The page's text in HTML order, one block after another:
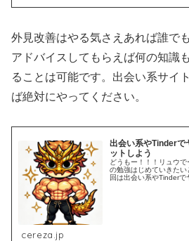
外見改善はやる気さえあれば誰で
アドバイスしてもらえば何の知識
ることは可能です。出会い系サイ
ば絶対にやってください。
出会い系やTinderで
ットしよう
どうもー！！！リュウ
の勉強はじめていきた
回は出会い系やTinderで
cereza.jp